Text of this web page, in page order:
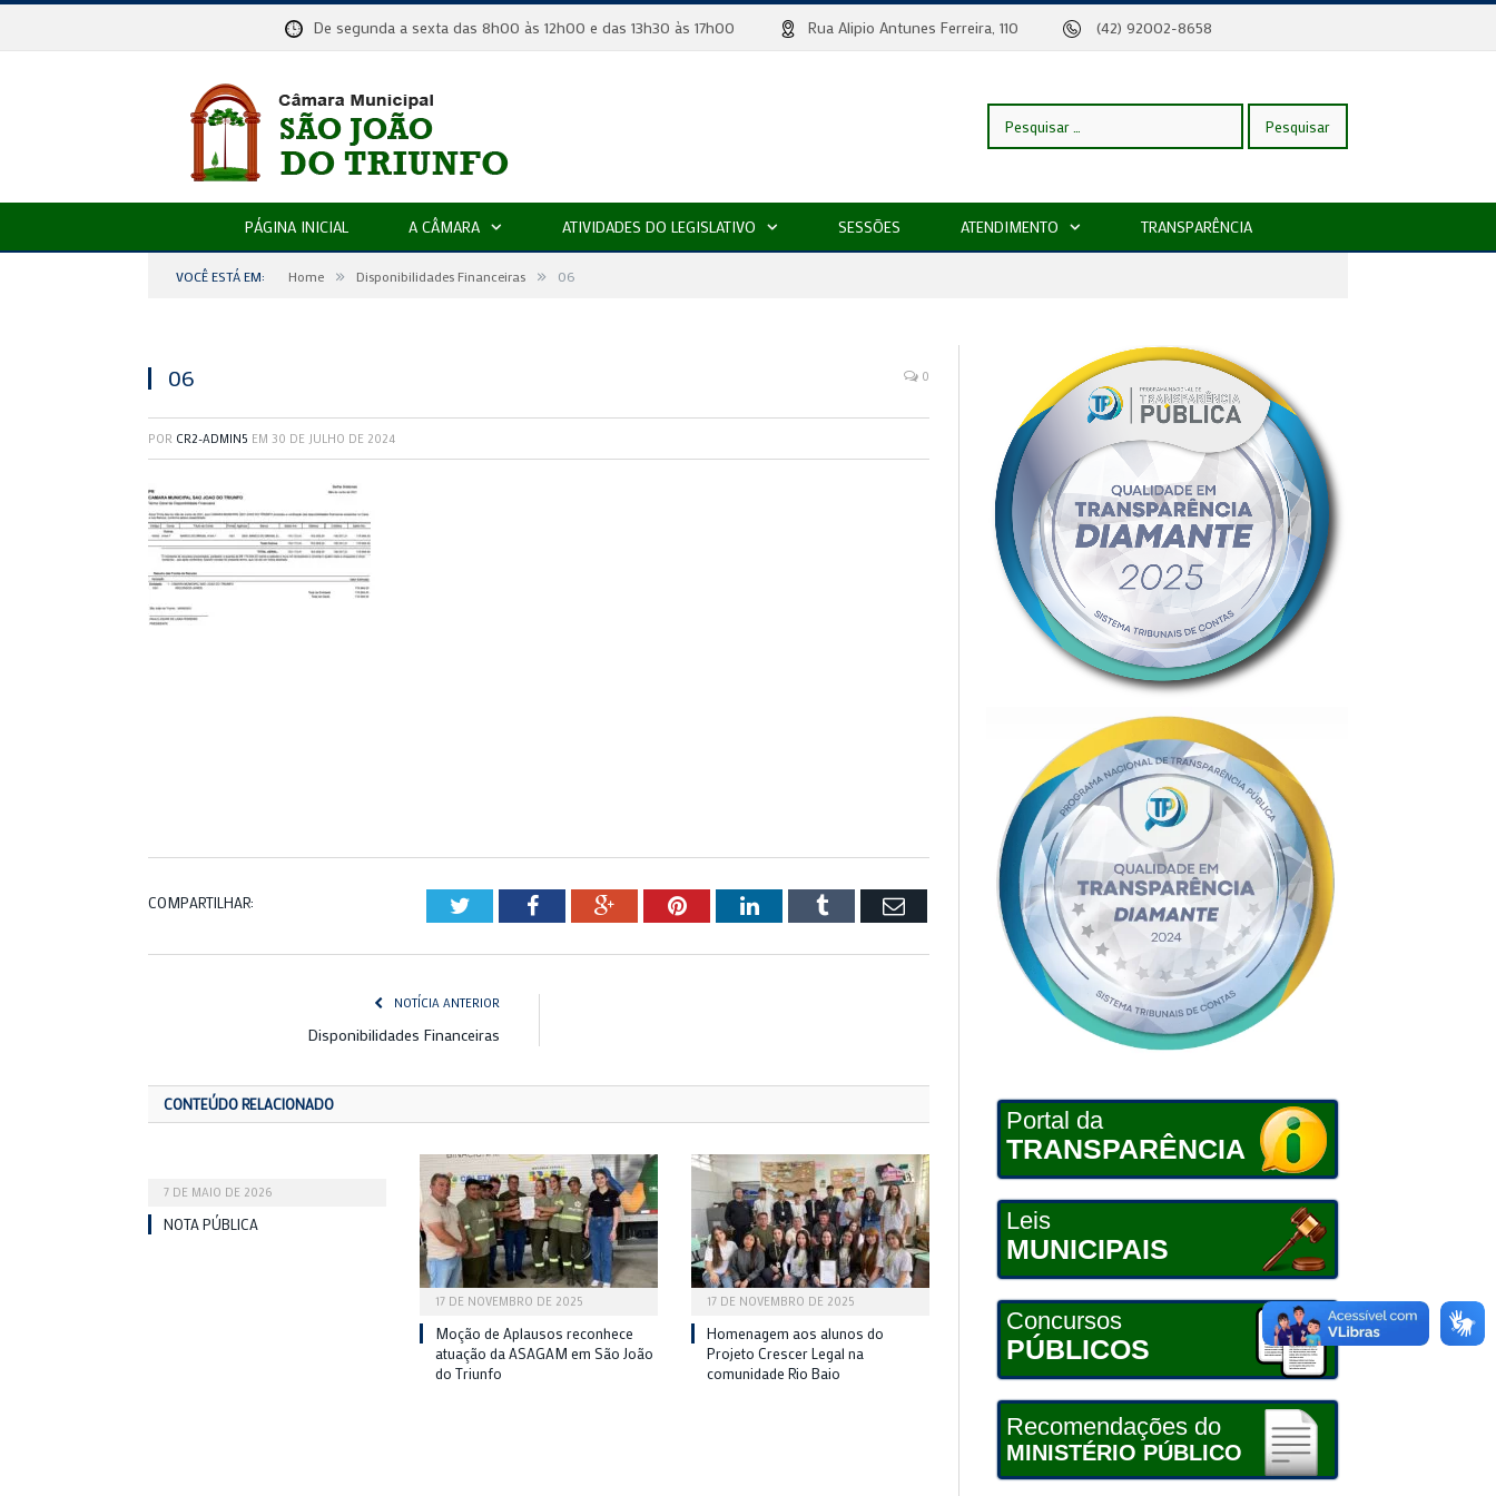
De segunda a sexta das 8h00 às 12h00 e das 13h30 às 17h00 Rua Alipio Antunes Ferreira, 110 (42) 92002-8658
Pesquisar
PÁGINA INICIAL A CÂMARA ATIVIDADES DO LEGISLATIVO SESSÕES ATENDIMENTO TRANSPARÊNCIA
VOCÊ ESTÁ EM: Home » Disponibilidades Financeiras » 06
06 0
POR CR2-ADMIN5 EM 30 DE JULHO DE 2024
COMPARTILHAR: TwitterFacebookGoogle+PinterestLinkedInTumblr Email
NOTÍCIA ANTERIOR
Disponibilidades Financeiras
CONTEÚDO RELACIONADO
7 DE MAIO DE 2026
NOTA PÚBLICA
17 DE NOVEMBRO DE 2025
Moção de Aplausos reconhece
atuação da ASAGAM em São João
do Triunfo
17 DE NOVEMBRO DE 2025
Homenagem aos alunos do
Projeto Crescer Legal na
comunidade Rio Baio
Portal da
TRANSPARÊNCIA
Leis
MUNICIPAIS
Concursos
PÚBLICOS
Recomendações do
MINISTÉRIO PÚBLICO